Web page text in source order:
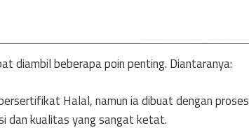
diambil beberapa poin penting. Diantaranya:
Halal, namun ia dibuat dengan proses
dan kualitas yang sangat ketat.